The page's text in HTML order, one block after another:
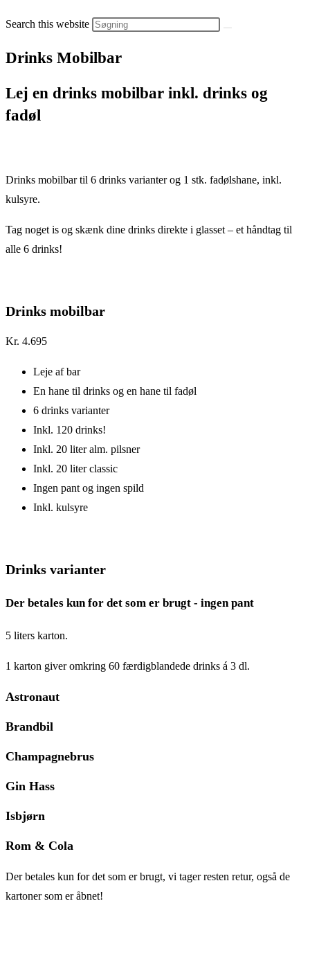
Search this website
Drinks Mobilbar
Lej en drinks mobilbar inkl. drinks og
fadøl
Drinks mobilbar til 6 drinks varianter og 1 stk. fadølshane, inkl.
kulsyre.
Tag noget is og skænk dine drinks direkte i glasset – et håndtag til
alle 6 drinks!
Drinks mobilbar
Kr. 4.695
Leje af bar
En hane til drinks og en hane til fadøl
6 drinks varianter
Inkl. 120 drinks!
Inkl. 20 liter alm. pilsner
Inkl. 20 liter classic
Ingen pant og ingen spild
Inkl. kulsyre
Drinks varianter
Der betales kun for det som er brugt - ingen pant
5 liters karton.
1 karton giver omkring 60 færdigblandede drinks á 3 dl.
Astronaut
Brandbil
Champagnebrus
Gin Hass
Isbjørn
Rom & Cola
Der betales kun for det som er brugt, vi tager resten retur, også de
kartoner som er åbnet!